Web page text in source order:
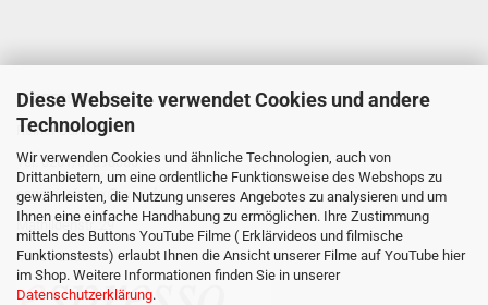
Diese Webseite verwendet Cookies und andere
Technologien
Wir verwenden Cookies und ähnliche Technologien, auch von
Drittanbietern, um eine ordentliche Funktionsweise des Webshops zu
gewährleisten, die Nutzung unseres Angebotes zu analysieren und um
Ihnen eine einfache Handhabung zu ermöglichen. Ihre Zustimmung
mittels des Buttons YouTube Filme ( Erklärvideos und filmische
Funktionstests) erlaubt Ihnen die Ansicht unserer Filme auf YouTube hier
im Shop. Weitere Informationen finden Sie in unserer
Datenschutzerklärung.
ESPRESSOINDEX
Reiner Schiefler
Tel. 0201/87898333
espressoindex @gmx.de
Mathildenstr. 29
45130 Essen